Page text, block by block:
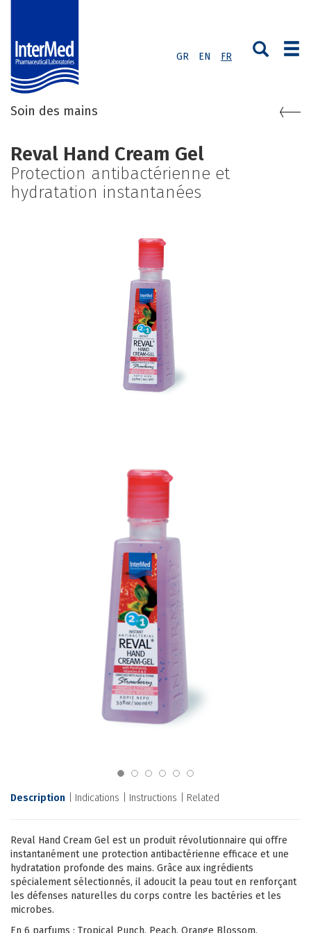
GR EN FR
Soin des mains
Reval Hand Cream Gel
Protection antibactérienne et
hydratation instantanées
Description Indications Instructions Related
Reval Hand Cream Gel est un produit révolutionnaire qui offre
instantanément une protection antibactérienne efficace et une
hydratation profonde des mains. Grâce aux ingrédients
spécialement sélectionnés, il adoucit la peau tout en renforçant
les défenses naturelles du corps contre les bactéries et les
microbes.
En 6 parfums : Tropical Punch, Peach, Orange Blossom,